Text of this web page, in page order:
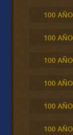
100
100
100
100
100
100